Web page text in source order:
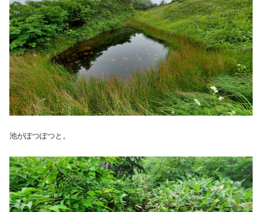
池がぽつぽつと。